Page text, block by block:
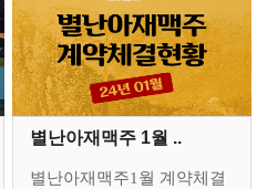
별난아재맥주 1월 ..
별난아재맥주1월 계약체결